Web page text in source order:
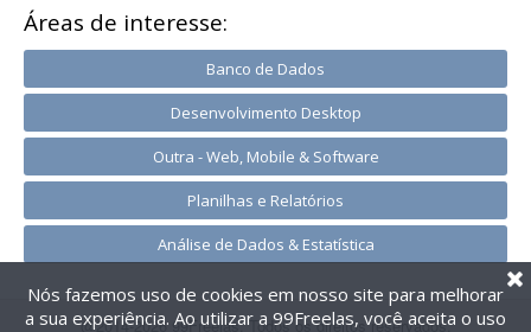
Áreas de interesse:
Banco de Dados
Desenvolvimento Desktop
Outra - Web, Mobile & Software
Planilhas e Relatórios
Análise de Dados & Estatística
@2014-2026 99Freelas. Todos os direitos reservados.
Nós fazemos uso de cookies em nosso site para melhorar
a sua experiência. Ao utilizar a 99Freelas, você aceita o uso